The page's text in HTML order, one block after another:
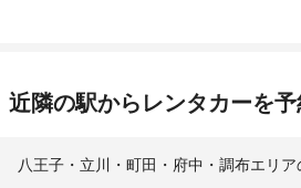
近隣の駅からレンタカーを予
八王子・立川・町田・府中・調布エリ